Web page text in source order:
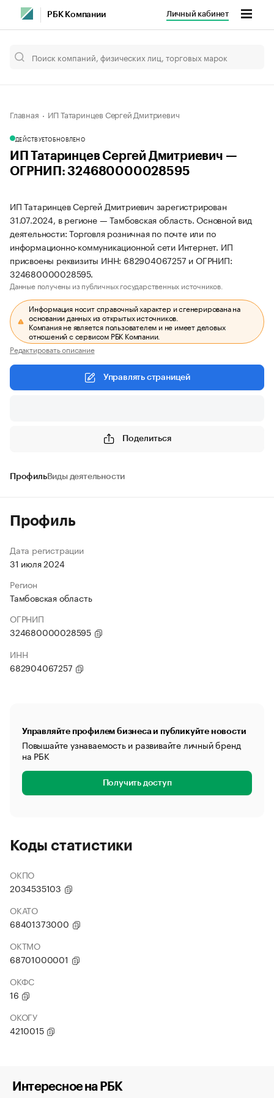
РБК Компании Личный кабинет
Главная ИП Татаринцев Сергей Дмитриевич
ДЕЙСТВУЕТОБНОВЛЕНО
ИП Татаринцев Сергей Дмитриевич —
ОГРНИП: 324680000028595
ИП Татаринцев Сергей Дмитриевич зарегистрирован
31.07.2024, в регионе — Тамбовская область. Основной вид
деятельности: Торговля розничная по почте или по
информационно-коммуникационной сети Интернет. ИП
присвоены реквизиты ИНН: 682904067257 и ОГРНИП:
324680000028595.
Данные получены из публичных государственных источников.
Информация носит справочный характер и сгенерирована на
основании данных из открытых источников.
Компания не является пользователем и не имеет деловых
отношений с сервисом РБК Компании.
Редактировать описание
Управлять страницей
Поделиться
ПрофильВиды деятельности
Профиль
Дата регистрации
31 июля 2024
Регион
Тамбовская область
ОГРНИП
324680000028595
ИНН
682904067257
Управляйте профилем бизнеса и публикуйте новости
Повышайте узнаваемость и развивайте личный бренд
на РБК
Получить доступ
Коды статистики
ОКПО
2034535103
ОКАТО
68401373000
ОКТМО
68701000001
ОКФС
16
ОКОГУ
4210015
Интересное на РБК